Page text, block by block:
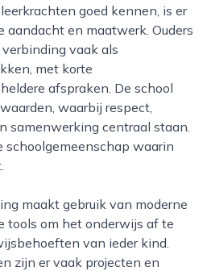
goed kennen, is er
aandacht en maatwerk. Ouders
vaak als
met korte
afspraken. De school
waarbij respect,
samenwerking centraal staan.
waarin
tools om het onderwijs af te
van ieder kind.
zijn er vaak projecten en